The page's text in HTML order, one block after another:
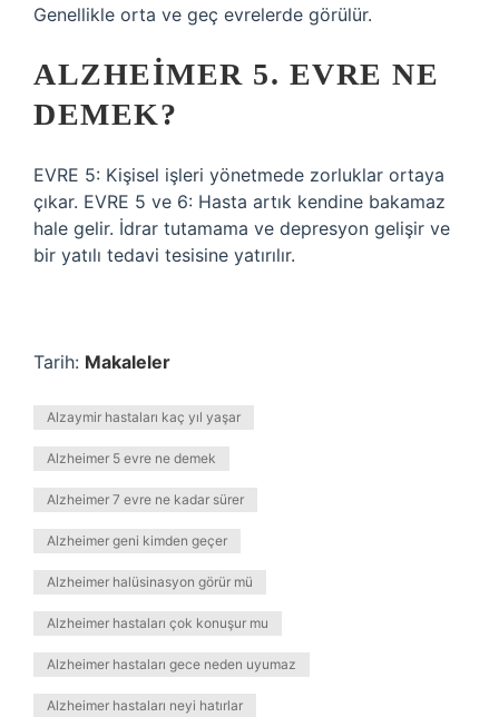
Genellikle orta ve geç evrelerde görülür.
ALZHEIMER 5. EVRE NE
DEMEK?
EVRE 5: Kişisel işleri yönetmede zorluklar ortaya
çıkar. EVRE 5 ve 6: Hasta artık kendine bakamaz
hale gelir. İdrar tutamama ve depresyon gelişir ve
bir yatılı tedavi tesisine yatırılır.
Tarih: Makaleler
Alzaymir hastaları kaç yıl yaşar
Alzheimer 5 evre ne demek
Alzheimer 7 evre ne kadar sürer
Alzheimer geni kimden geçer
Alzheimer halüsinasyon görür mü
Alzheimer hastaları çok konuşur mu
Alzheimer hastaları gece neden uyumaz
Alzheimer hastaları neyi hatırlar